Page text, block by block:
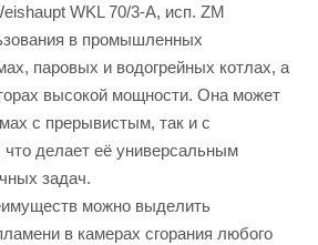
WKL 70/3-A, исп. ZM
в промышленных
паровых и водогрейных котлах, а
высокой мощности. Она может
с прерывистым, так и с
делает её универсальным
задач.
можно выделить
в камерах сгорания любого